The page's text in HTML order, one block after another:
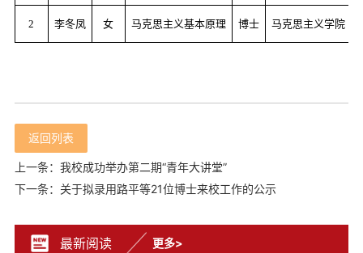
2 李冬凤 女 马克思主义基本原理 博士 马克思主义学院（
返回列表
上一条：我校成功举办第二期“青年大讲堂”
下一条：关于拟录用路平等21位博士来校工作的公示
最新阅读 更多>